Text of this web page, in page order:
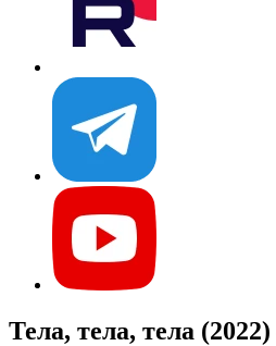
Тела, тела, тела